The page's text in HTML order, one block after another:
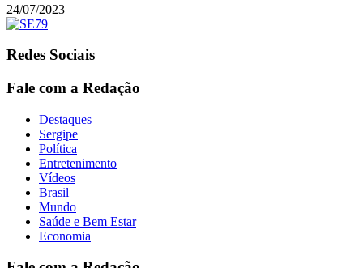
24/07/2023
Redes Sociais
Fale com a Redação
Destaques
Sergipe
Política
Entretenimento
Vídeos
Brasil
Mundo
Saúde e Bem Estar
Economia